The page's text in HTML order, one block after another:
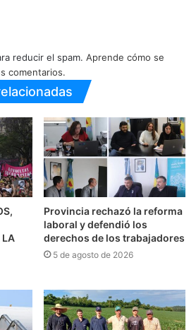
reducir el spam. Aprende cómo se
comentarios.
LA
Provincia rechazó la reforma
laboral y defendió los
derechos de los trabajadores
5 de agosto de 2026